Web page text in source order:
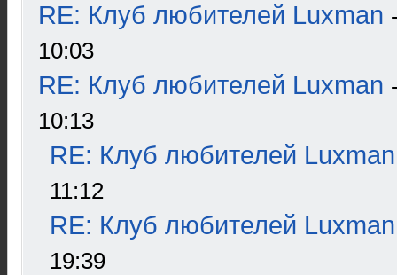
RE: Клуб любителей Luxman
10:03
RE: Клуб любителей Luxman
10:13
RE: Клуб любителей Luxman
11:12
RE: Клуб любителей Luxman
19:39